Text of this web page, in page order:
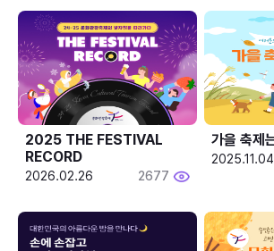
2025 THE FESTIVAL
RECORD
2026.02.26 2677
2025.11.04